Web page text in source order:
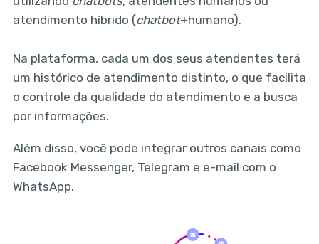
atendimento híbrido (chatbot+humano).
Na plataforma, cada um dos seus atendentes terá
um histórico de atendimento distinto, o que facilita
o controle da qualidade do atendimento e a busca
por informações.
Além disso, você pode integrar outros canais como
Facebook Messenger, Telegram e e-mail com o
WhatsApp.